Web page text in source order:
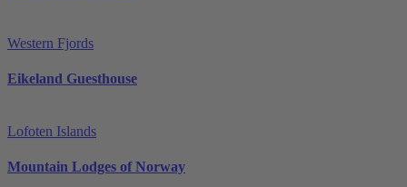
Western Fjords
Eikeland Guesthouse
Lofoten Islands
Mountain Lodges of Norway